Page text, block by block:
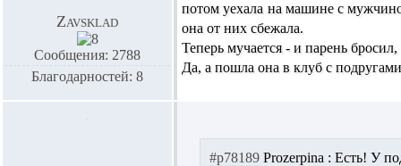
Zavsklad
Сообщения: 2788
Благодарностей: 8
потом уехала на машине с
она от них сбежала.
Теперь мучается - и парень
Да, а пошла она в клуб с
#p78189 Prozerpina : Есть! У